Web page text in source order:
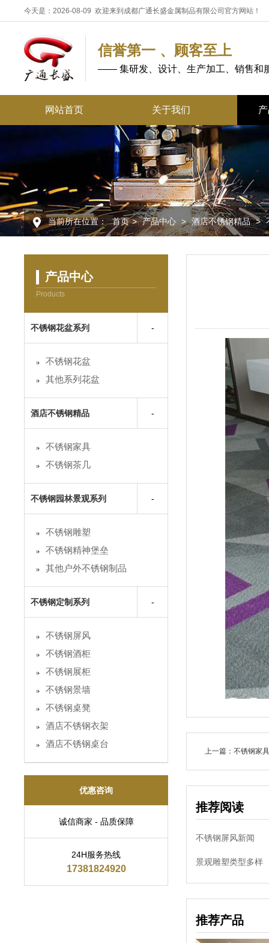
今天是：2026-08-09 欢迎来到成都广通长盛金属制品有限公司官方网站！
信誉第一 、顾客至上
—— 集研发、设计、生产加工、销售和
网站首页 关于我们
酒店
不锈
当前所在位置： 首页 > 产品中心 > 酒店不锈钢精品 >
产品中心
Products
不锈钢花盆系列
不锈钢花盆
其他系列花盆
酒店不锈钢精品
不锈钢家具
不锈钢茶几
不锈钢园林景观系列
不锈钢雕塑
不锈钢精神堡垒
其他户外不锈钢制品
不锈钢定制系列
不锈钢屏风
不锈钢酒柜
不锈钢展柜
不锈钢景墙
不锈钢桌凳
酒店不锈钢衣架
酒店不锈钢桌台
优惠咨询
诚信商家 - 品质保障
24H服务热线
17381824920
上一篇：不锈钢家具
推荐阅读
不锈钢屏风新闻
景观雕塑类型多样
推荐产品